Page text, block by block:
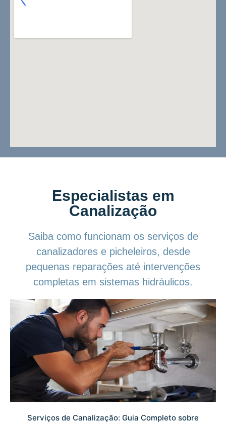
Especialistas em
Canalização
Saiba como funcionam os serviços de
canalizadores e picheleiros, desde
pequenas reparações até intervenções
completas em sistemas hidráulicos.
Serviços de Canalização: Guia Completo sobre